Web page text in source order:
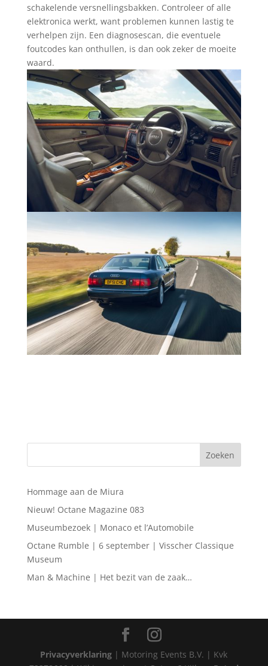
schakelende versnellingsbakken. Controleer of alle
elektronica werkt, want problemen kunnen lastig te
verhelpen zijn. Een diagnosescan, die eventuele
foutcodes kan onthullen, is dan ook zeker de moeite
waard.
Hommage aan de Miura
Nieuw! Octane Magazine 083
Museumbezoek | Monaco et l’Automobile
Octane Rumble | 6 september | Visscher Classique
Museum
Man & Machine | Het bezit van de zaak…
Privacyverklaring | Motoring Events B.V. | Kvk